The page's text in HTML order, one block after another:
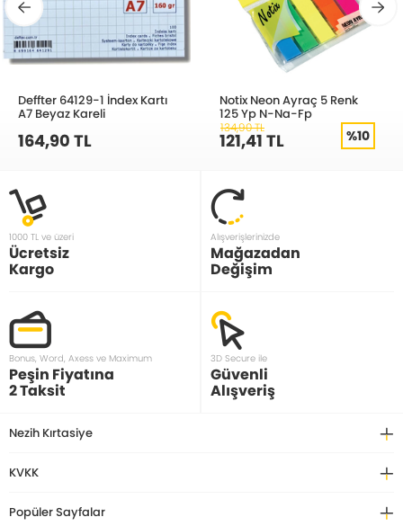
Deffter 64129-1 İndex Kartı
A7 Beyaz Kareli
164,90 TL
Notix Neon Ayraç 5 Renk
125 Yp N-Na-Fp
134,90 TL
121,41 TL %10
1000 TL ve üzeri
Ücretsiz
Kargo
Alışverişlerinizde
Mağazadan
Değişim
Bonus, Word, Axess ve Maximum
Peşin Fiyatına
2 Taksit
3D Secure ile
Güvenli
Alışveriş
Nezih Kırtasiye
KVKK
Popüler Sayfalar